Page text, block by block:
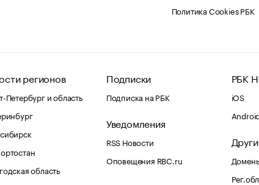
Политика Cookies РБК
регионов
Петербург и область
область
Подписки
Подписка на РБК
Уведомления
RSS Новости
Оповещения RBC.ru
РБК
iOS